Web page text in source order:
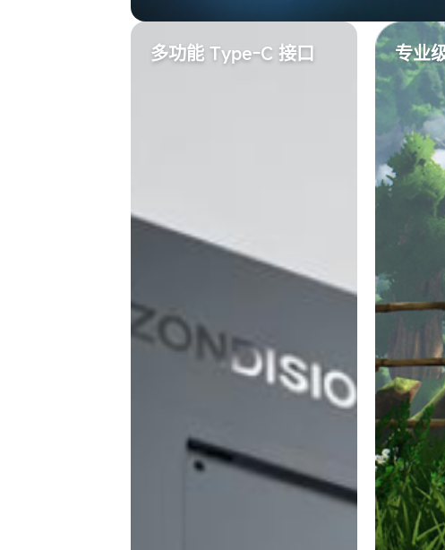
多功能 Type-C 接口 专业